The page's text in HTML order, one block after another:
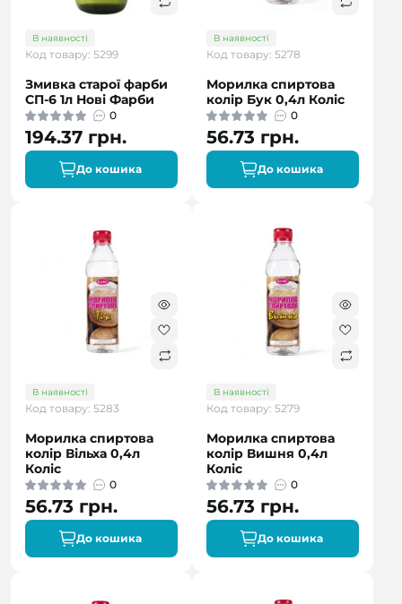
В наявності
Код товару: 5299
Змивка старої фарби
СП-6 1л Нові Фарби
0
194.37 грн.
До кошика
В наявності
Код товару: 5278
Морилка спиртова
колір Бук 0,4л Коліс
0
56.73 грн.
До кошика
В наявності
Код товару: 5283
Морилка спиртова
колір Вільха 0,4л
Коліс
0
56.73 грн.
До кошика
В наявності
Код товару: 5279
Морилка спиртова
колір Вишня 0,4л
Коліс
0
56.73 грн.
До кошика